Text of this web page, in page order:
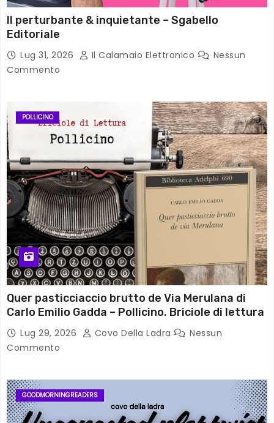
Il perturbante & inquietante – Sgabello
Editoriale
Lug 31, 2026 Il Calamaio Elettronico
Nessun
Commento
POLLICINO
Quer pasticciaccio brutto de Via Merulana di
Carlo Emilio Gadda – Pollicino. Briciole di lettura
Lug 29, 2026 Covo Della Ladra
Nessun
Commento
GOODMORNINGREADERS